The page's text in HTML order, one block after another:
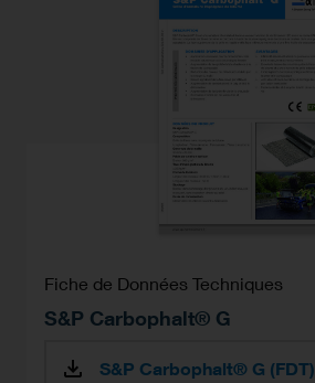
Fiche de Données Techniques
S&P Carbophalt® G
S&P Carbophalt® G (FDT)